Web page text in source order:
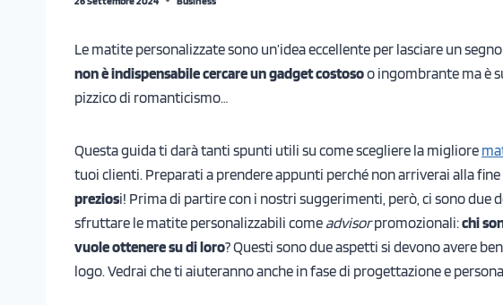
Le matite personalizzate sono un’idea eccellente per lasciare un
non è indispensabile cercare un gadget costosoo ingombrante ma è
pizzico di romanticismo…
Questa guida ti darà tanti spunti utili su come scegliere la migliore
tuoi clienti. Preparati a prendere appunti perché non arriverai alla
preziosi! Prima di partire con i nostri suggerimenti, però, ci sono
sfruttare le matite personalizzabili come advisorpromozionali:chi
vuole ottenere su di loro? Questi sono due aspetti si devono avere
logo. Vedrai che ti aiuteranno anche in fase di progettazione e